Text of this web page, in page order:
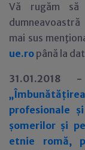
Vă rugăm să
mai sus
ue.ro până la
31.01.2018
profesionale
șomerilor și
etnie romă,